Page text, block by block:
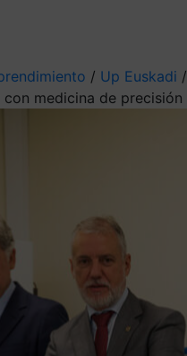
/ Up Euskadi /
medicina de precisión